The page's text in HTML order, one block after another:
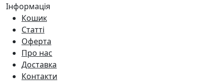
Інформація
Кошик
Статті
Оферта
Про нас
Доставка
Контакти